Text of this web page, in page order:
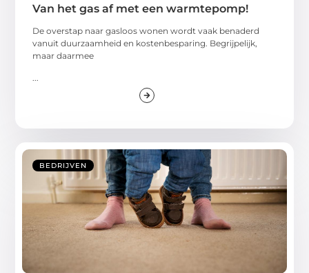
Van het gas af met een warmtepomp!
De overstap naar gasloos wonen wordt vaak benaderd
vanuit duurzaamheid en kostenbesparing. Begrijpelijk,
maar daarmee
...
BEDRIJVEN